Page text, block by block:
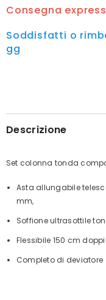
Consegna
Soddisfatti o
gg
Descrizione
Set colonna tonda
Asta allungabile
mm,
Soffione ultrasottile
Flessibile 150 cm
Completo di deviatore